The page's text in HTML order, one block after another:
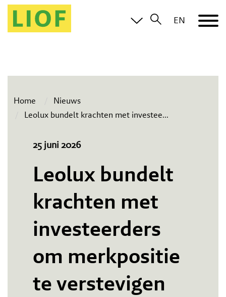
EN
Home
Nieuws
Leolux bundelt krachten met investee...
25 juni 2026
Leolux bundelt
krachten met
investeerders
om merkpositie
te verstevigen